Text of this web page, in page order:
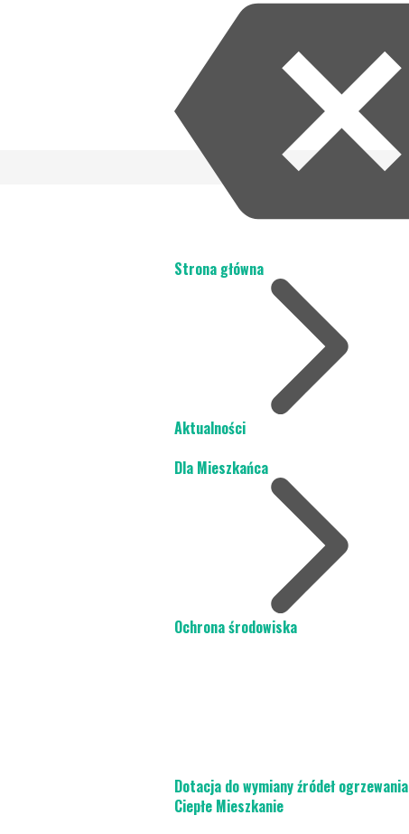
Strona główna
Aktualności
Dla Mieszkańca
Ochrona środowiska
Dotacja do wymiany źródeł ogrzewania
Ciepłe Mieszkanie